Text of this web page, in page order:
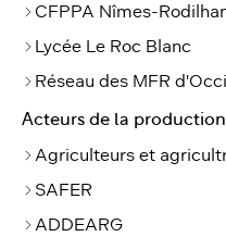
CFPPA Nîmes-
Lycée Le Roc Blanc
Réseau des MFR
Acteurs de la
Agriculteurs et
SAFER
ADDEARG